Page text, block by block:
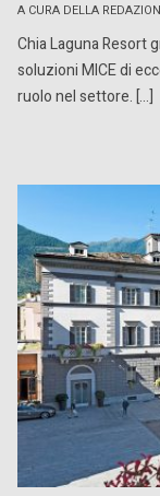
A CURA DELLA
Chia Laguna Resort
soluzioni MICE di
ruolo nel settore. […]